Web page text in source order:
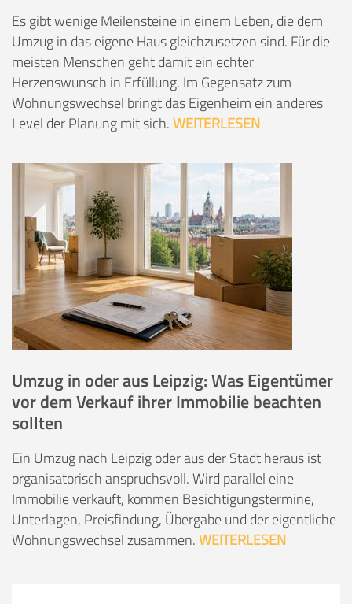
Es gibt wenige Meilensteine in einem Leben, die dem
Umzug in das eigene Haus gleichzusetzen sind. Für die
meisten Menschen geht damit ein echter
Herzenswunsch in Erfüllung. Im Gegensatz zum
Wohnungswechsel bringt das Eigenheim ein anderes
Level der Planung mit sich.WEITERLESEN
Umzug in oder aus Leipzig: Was Eigentümer
vor dem Verkauf ihrer Immobilie beachten
sollten
Ein Umzug nach Leipzig oder aus der Stadt heraus ist
organisatorisch anspruchsvoll. Wird parallel eine
Immobilie verkauft, kommen Besichtigungstermine,
Unterlagen, Preisfindung, Übergabe und der eigentliche
Wohnungswechsel zusammen.WEITERLESEN